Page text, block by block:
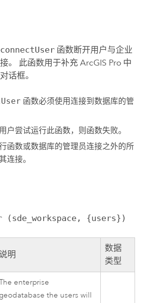
函数断开用户与企业
。 此函数用于补充 ArcGIS Pro中
对话框。
函数必须使用连接到数据库的管
户尝试运行此函数，则函数失败。
函数或数据库的管理员连接之外的所
连接。
(sde_workspace, {users})
明
数据
类型
enterprise
geodatabase the users will